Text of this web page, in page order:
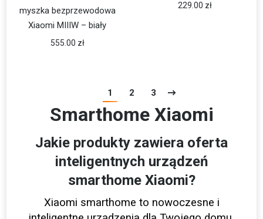
229.00 zł
myszka bezprzewodowa
Xiaomi MIIIW – biały
555.00 zł
1 2 3
Smarthome Xiaomi
Jakie produkty zawiera oferta
inteligentnych urządzeń
smarthome Xiaomi?
Xiaomi smarthome to nowoczesne i